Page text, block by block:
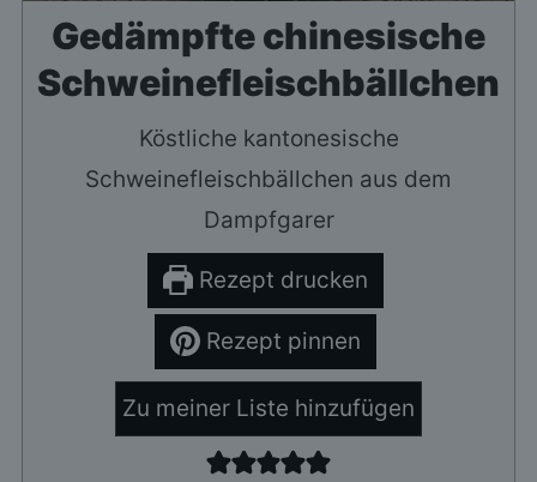
Gedämpfte chinesische
Schweinefleischbällchen
Köstliche kantonesische
Schweinefleischbällchen aus dem
Dampfgarer
Rezept drucken
Rezept pinnen
Zu meiner Liste hinzufügen